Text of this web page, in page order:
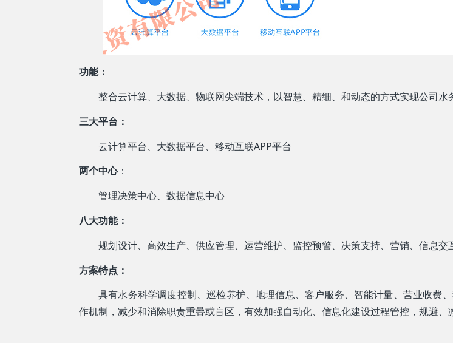
功能：
整合云计算、大数据、物联网尖端技术，以智慧、精细、和动态的方式实现公司
三大平台：
云计算平台、大数据平台、移动互联APP平台
两个中心：
管理决策中心、数据信息中心
八大功能：
规划设计、高效生产、供应管理、运营维护、监控预警、决策支持、营销、信息交
方案特点：
具有水务科学调度控制、巡检养护、地理信息、客户服务、智能计量、营业收费
作机制，减少和消除职责重疊或盲区，有效加强自动化、信息化建设过程管控，规避、